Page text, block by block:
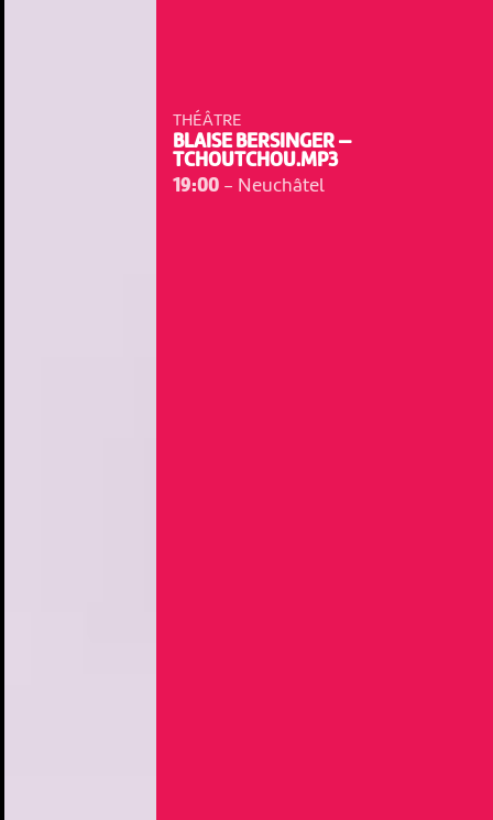
THÉÂTRE
BLAISE BERSINGER —
TCHOUTCHOU.MP3
19:00- Neuchâtel